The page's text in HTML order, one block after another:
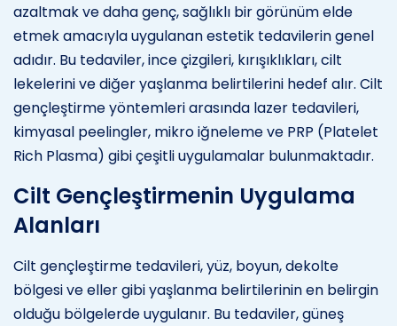
azaltmak ve daha genç, sağlıklı bir görünüm elde
etmek amacıyla uygulanan estetik tedavilerin genel
adıdır. Bu tedaviler, ince çizgileri, kırışıklıkları, cilt
lekelerini ve diğer yaşlanma belirtilerini hedef alır. Cilt
gençleştirme yöntemleri arasında lazer tedavileri,
kimyasal peelingler, mikro iğneleme ve PRP (Platelet
Rich Plasma) gibi çeşitli uygulamalar bulunmaktadır.
Cilt Gençleştirmenin Uygulama
Alanları
Cilt gençleştirme tedavileri, yüz, boyun, dekolte
bölgesi ve eller gibi yaşlanma belirtilerinin en belirgin
olduğu bölgelerde uygulanır. Bu tedaviler, güneş